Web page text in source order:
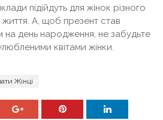
підійдуть для жінок різного
життя. А, щоб презент став
на день народження, не забудьте
квітами жінки.
Жінці